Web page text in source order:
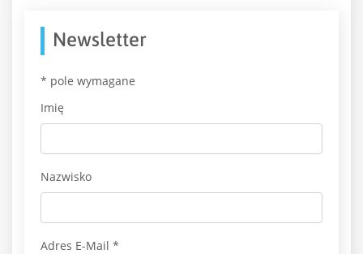
Newsletter
* pole wymagane
Imię
Nazwisko
Adres E-Mail *